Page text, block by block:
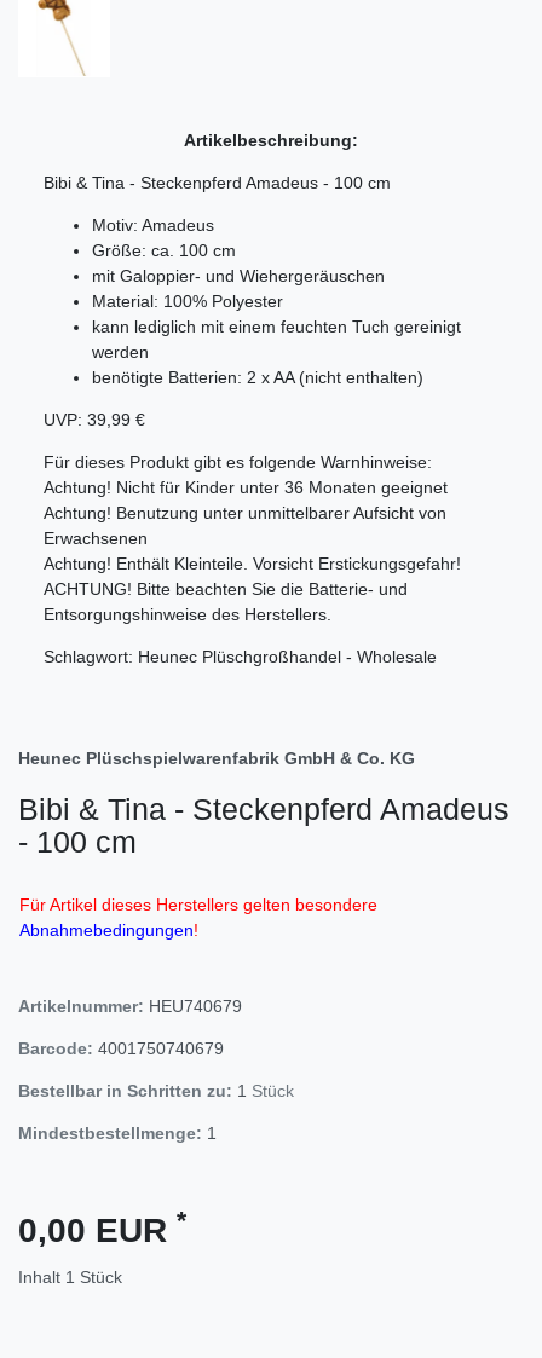
Artikelbeschreibung:
Bibi & Tina - Steckenpferd Amadeus - 100 cm
Motiv: Amadeus
Größe: ca. 100 cm
mit Galoppier- und Wiehergeräuschen
Material: 100% Polyester
kann lediglich mit einem feuchten Tuch gereinigt
werden
benötigte Batterien: 2 x AA (nicht enthalten)
UVP: 39,99 €
Für dieses Produkt gibt es folgende Warnhinweise:
Achtung! Nicht für Kinder unter 36 Monaten geeignet
Achtung! Benutzung unter unmittelbarer Aufsicht von
Erwachsenen
Achtung! Enthält Kleinteile. Vorsicht Erstickungsgefahr!
ACHTUNG! Bitte beachten Sie die Batterie- und
Entsorgungshinweise des Herstellers.
Schlagwort: Heunec Plüschgroßhandel - Wholesale
Heunec Plüschspielwarenfabrik GmbH & Co. KG
Bibi & Tina - Steckenpferd Amadeus
- 100 cm
Für Artikel dieses Herstellers gelten besondere
Abnahmebedingungen!
Artikelnummer: HEU740679
Barcode: 4001750740679
Bestellbar in Schritten zu: 1 Stück
Mindestbestellmenge: 1
0,00 EUR *
Inhalt 1 Stück